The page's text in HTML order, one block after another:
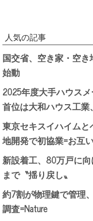
人気の記事
国交省、空き家・空
始動
2025年度大手ハウス
首位は大和ハウス工
東京セキスイハイム
地開発で初協業=お互
新設着工、80万戸に
まで〝揺り戻し〟
約7割が物理鍵で管理
調査=Nature